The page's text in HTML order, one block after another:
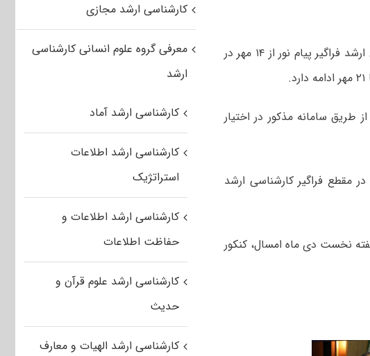
بهنوش سلیم بهرامی در گفتگو با خبرنگار مهر، گفت: ثبت نام کارشناسی ارشد فراگیر پیام نور از ۱۴ مهر در
طریق سامانه مذکور در اختیار
۲۲۰ رشته گرایش امسال در مقطع فراگیر کارشناسی ارشد
هفته نخست دی ماه امسال، کنکور
کارشناسی ارشد مجازی
معرفی گروه علوم انسانی کارشناسی
ارشد
کارشناسی ارشد آماد
کارشناسی ارشد اطلاعات
استراتژیک
کارشناسی ارشد اطلاعات و
حفاظت اطلاعات
کارشناسی ارشد علوم قرآن و
حدیث
کارشناسی ارشد الهیات و معارف